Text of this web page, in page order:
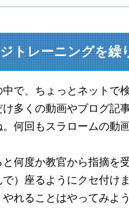
トレーニングを繰
で、ちょっとネットで
多くの動画やブログ記
何回もスラロームの動
何度か教官から指摘を
で）座るようにクセ付け
れることはやってみよ